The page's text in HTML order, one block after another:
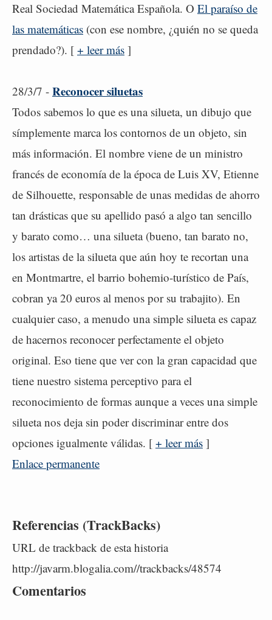
Real Sociedad Matemática Española. O El paraíso de
las matemáticas (con ese nombre, ¿quién no se queda
prendado?). [ + leer más ]
28/3/7 - Reconocer siluetas
Todos sabemos lo que es una silueta, un dibujo que
símplemente marca los contornos de un objeto, sin
más información. El nombre viene de un ministro
francés de economía de la época de Luis XV, Etienne
de Silhouette, responsable de unas medidas de ahorro
tan drásticas que su apellido pasó a algo tan sencillo
y barato como… una silueta (bueno, tan barato no,
los artistas de la silueta que aún hoy te recortan una
en Montmartre, el barrio bohemio-turístico de País,
cobran ya 20 euros al menos por su trabajito). En
cualquier caso, a menudo una simple silueta es capaz
de hacernos reconocer perfectamente el objeto
original. Eso tiene que ver con la gran capacidad que
tiene nuestro sistema perceptivo para el
reconocimiento de formas aunque a veces una simple
silueta nos deja sin poder discriminar entre dos
opciones igualmente válidas. [ + leer más ]
Enlace permanente
Referencias (TrackBacks)
URL de trackback de esta historia
http://javarm.blogalia.com//trackbacks/48574
Comentarios